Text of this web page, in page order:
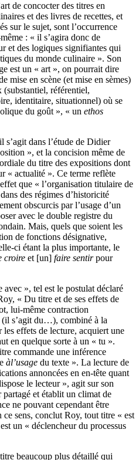
de concocter des titres en
et des livres de recettes, et
sur le sujet, sont l’occurrence
: « il s’agira donc de
et des logiques signifiantes qui
du monde culinaire ». Son
est un « art », on pourrait dire
mise en scène (et mise en sèmes)
(substantiel, référentiel,
identitaire, situationnel) où se
du goût », « un ethos
s’agit dans l’étude de Didier
», et la concision même de
du titre des expositions dont
« actualité ». Ce terme reflète
que « l’organisation titulaire de
des régimes d’historicité
obscurcis par l’usage d’un
avec le double registre du
Mais, quels que soient les
de fonctions désignative,
ci étant la plus importante, le
croire et [un] faire sentirpour
avec », tel est le postulat déclaré
« Du titre et de ses effets de
lui-même contraction
s’agit du…), combiné à la
effets de lecture, acquiert une
en quelque sorte à un « tu ».
commande une inférence
àl’usage du texte ». La lecture de
annoncées en en-tête quant
le lecteur », agit sur son
et établit un climat de
ne pouvant cependant être
ce sens, conclut Roy, tout titre « est
un « déclencheur du processus
beaucoup plus détaillé qui